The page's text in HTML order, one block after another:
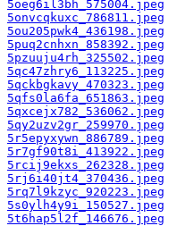
5oeg6il3bh_575004.jpeg
5onvcqkuxc_786811.jpeg
5ou205pwk4_436198.jpeg
5puq2cnhxn_858392.jpeg
5pzuuju4rh_325502.jpeg
5qc47zhry6_113225.jpeg
5qckbgkavy_470323.jpeg
5qfs0la6fa_651863.jpeg
5qxcejx782_536062.jpeg
5qy2uzv2gr_259970.jpeg
5r5epyxywn_886789.jpeg
5r7gf90t8i_413922.jpeg
5rcij9ekxs_262328.jpeg
5rj6i40jt4_370436.jpeg
5rq7l9kzyc_920223.jpeg
5s0ylh4y9i_150527.jpeg
5t6hap5l2f_146676.jpeg